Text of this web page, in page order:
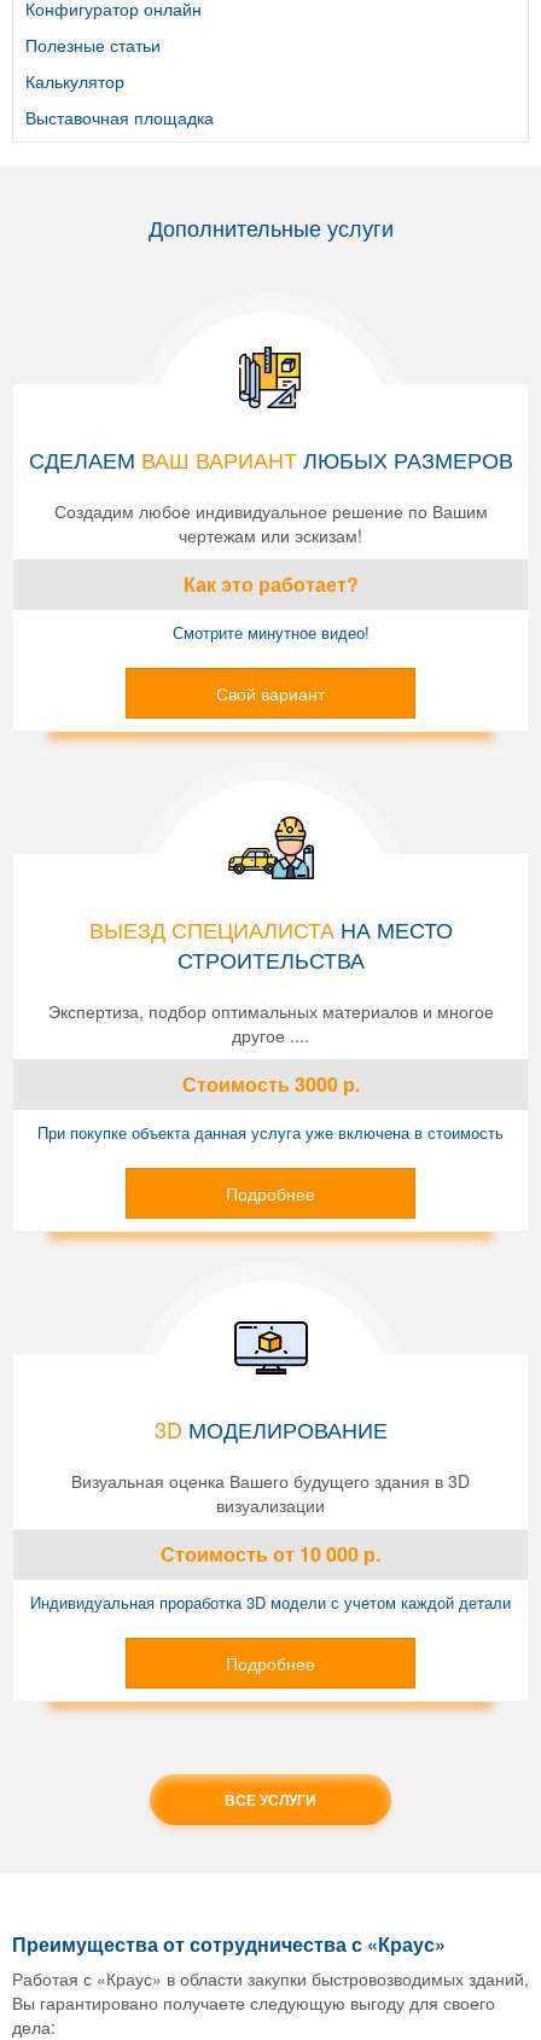
Конфигуратор онлайн
Полезные статьи
Калькулятор
Выставочная площадка
Дополнительные услуги
СДЕЛАЕМ ВАШ ВАРИАНТЛЮБЫХ РАЗМЕРОВ
Создадим любое индивидуальное решение по Вашим
чертежам или эскизам!
Как это работает?
Смотрите минутное видео!
Свой вариант
ВЫЕЗД СПЕЦИАЛИСТАНА МЕСТО
СТРОИТЕЛЬСТВА
Экспертиза, подбор оптимальных материалов и многое
другое ....
Стоимость3000р.
При покупке объекта данная услуга уже включена в стоимость
Подробнее
3D МОДЕЛИРОВАНИЕ
Визуальная оценка Вашего будущего здания в 3D
визуализации
Стоимостьот 10 000 р.
Индивидуальная проработка 3D модели с учетом каждой детали
Подробнее
ВСЕ УСЛУГИ
Преимущества от сотрудничества с «Краус»
Работая с «Краус» в области закупки быстровозводимых зданий,
Вы гарантировано получаете следующую выгоду для своего
дела: